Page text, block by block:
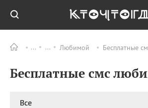
Любимой Бесплатные
Бесплатные смс
Все
09.08 День